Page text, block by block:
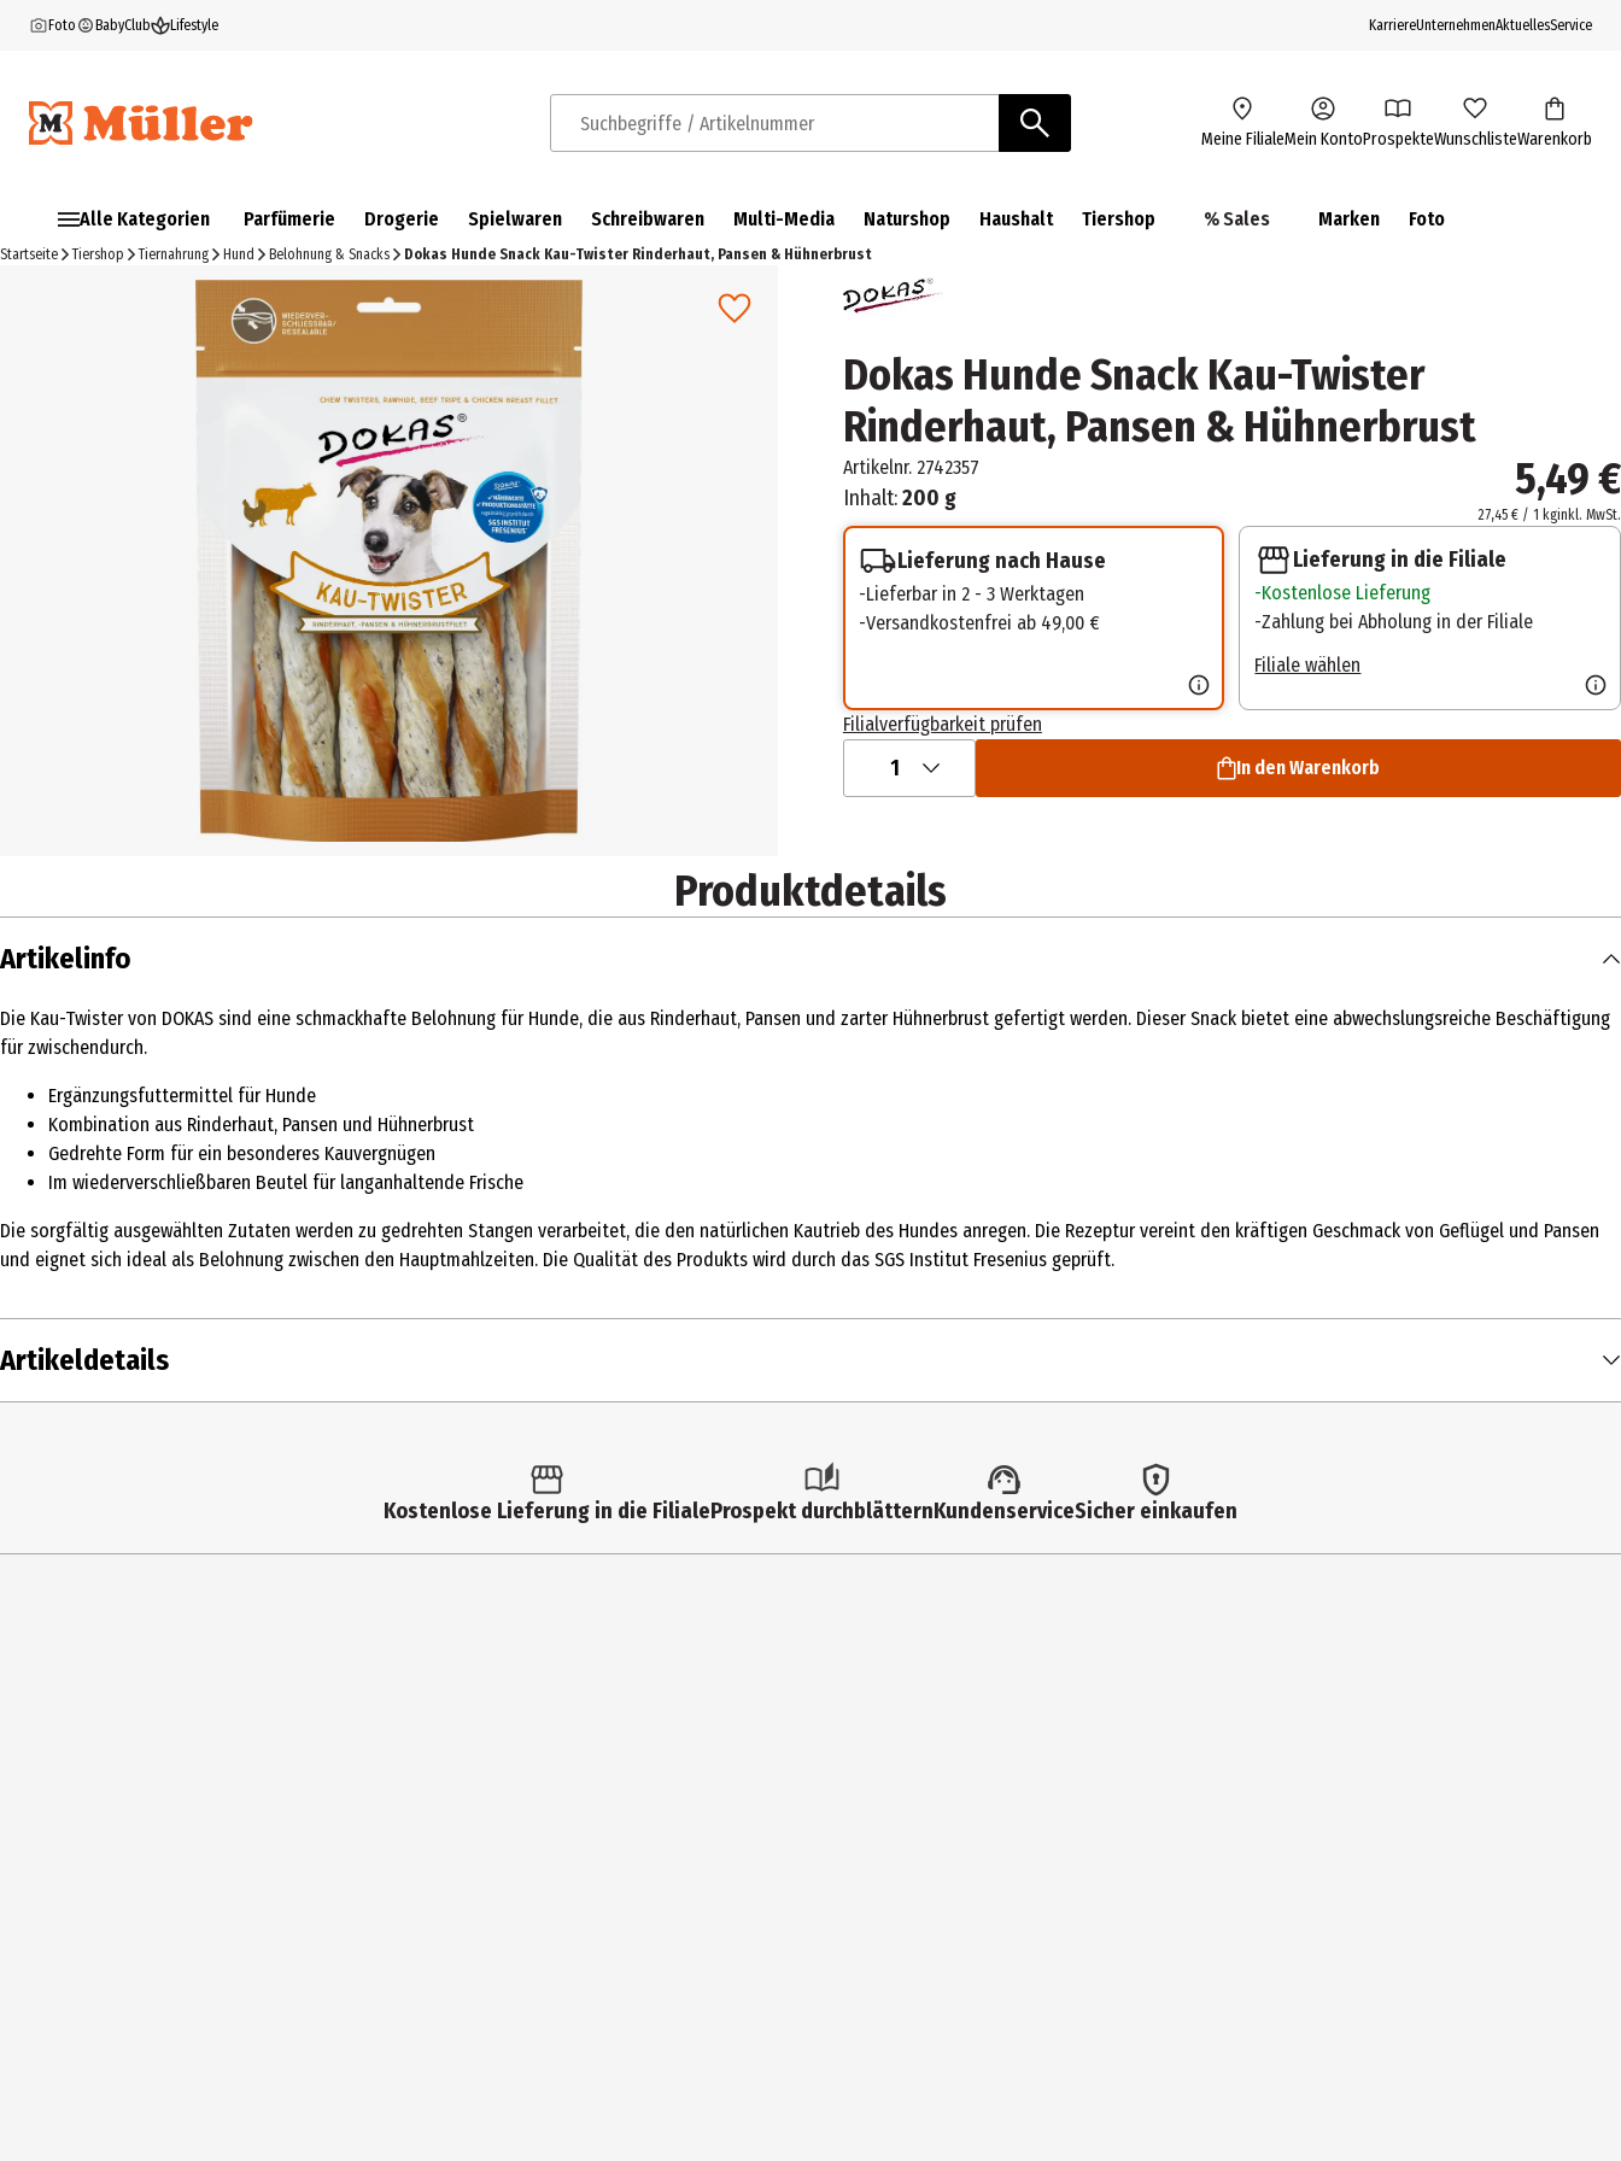
Foto BabyClub Lifestyle KarriereUnternehmenAktuellesService
Suchbegriffe / Artikelnummer Meine FilialeMein KontoProspekteWunschlisteWarenkorb
Alle Kategorien Parfümerie Drogerie Spielwaren Schreibwaren Multi-Media Naturshop Haushalt Tiershop % Sales Marken Foto
Startseite Tiershop Tiernahrung Hund Belohnung & Snacks Dokas Hunde Snack Kau-Twister Rinderhaut, Pansen & Hühnerbrust
Dokas Hunde Snack Kau-Twister
Rinderhaut, Pansen & Hühnerbrust
Artikelnr. 2742357
Inhalt:200 g 5,49 €
27,45 € / 1 kginkl. MwSt.
Lieferung nach Hause
Lieferbar in 2 - 3 Werktagen
Versandkostenfrei ab 49,00 €
Lieferung in die Filiale
Kostenlose Lieferung
Zahlung bei Abholung in der Filiale
Filiale wählen
Filialverfügbarkeit prüfen
1 In den Warenkorb
Produktdetails
Artikelinfo
Die Kau-Twister von DOKAS sind eine schmackhafte Belohnung für Hunde, die aus Rinderhaut, Pansen und zarter Hühnerbrust gefertigt werden. Dieser Snack bietet eine abwechslungsreiche Beschäftigung
für zwischendurch.
Ergänzungsfuttermittel für Hunde
Kombination aus Rinderhaut, Pansen und Hühnerbrust
Gedrehte Form für ein besonderes Kauvergnügen
Im wiederverschließbaren Beutel für langanhaltende Frische
Die sorgfältig ausgewählten Zutaten werden zu gedrehten Stangen verarbeitet, die den natürlichen Kautrieb des Hundes anregen. Die Rezeptur vereint den kräftigen Geschmack von Geflügel und Pansen
und eignet sich ideal als Belohnung zwischen den Hauptmahlzeiten. Die Qualität des Produkts wird durch das SGS Institut Fresenius geprüft.
Artikeldetails
Als Belohnung zwischen den üblichen Mahlzeiten. Reduzierung der täglichen Futtermenge nach Bedarf (Siehe Energieangabe). Stets ausreichend Trinkwasser bereitstellen.
Nach Anbruch bitte kühl und trocken lagern. Frischebeutel verschließen und Inhalt bald verfüttern. Der im Beutel befindliche Absorber dient der Frische des Produktes und ist
Kostenlose Lieferung in die FilialeProspekt durchblätternKundenserviceSicher einkaufen